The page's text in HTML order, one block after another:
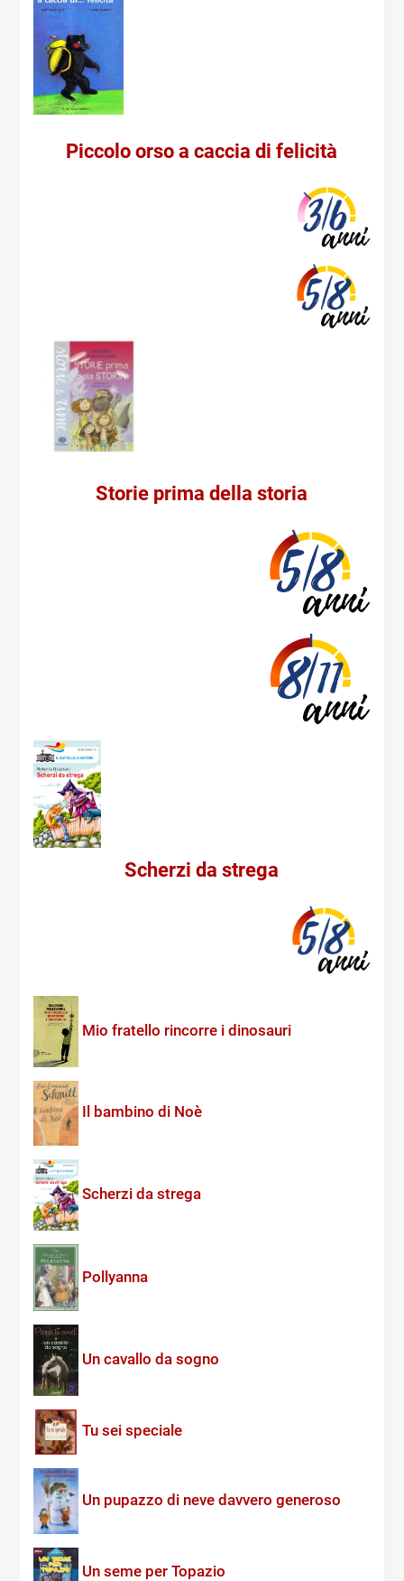
Piccolo orso a caccia di felicità
Storie prima della storia
Scherzi da strega
Mio fratello rincorre i dinosauri
Il bambino di Noè
Scherzi da strega
Pollyanna
Un cavallo da sogno
Tu sei speciale
Un pupazzo di neve davvero generoso
Un seme per Topazio